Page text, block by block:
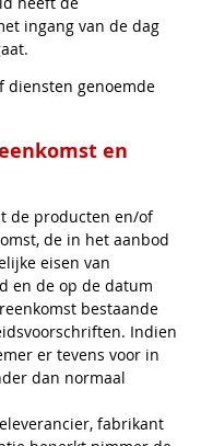
ingang van de dag
diensten genoemde
en
de producten en/of
de in het aanbod
eisen van
en de op de datum
bestaande
Indien
er tevens voor in
dan normaal
fabrikant